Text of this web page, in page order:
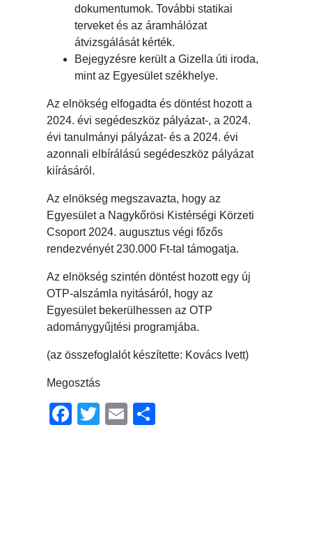
dokumentumok. További statikai
terveket és az áramhálózat
átvizsgálását kérték.
Bejegyzésre került a Gizella úti iroda,
mint az Egyesület székhelye.
Az elnökség elfogadta és döntést hozott a
2024. évi segédeszköz pályázat-, a 2024.
évi tanulmányi pályázat- és a 2024. évi
azonnali elbírálású segédeszköz pályázat
kiírásáról.
Az elnökség megszavazta, hogy az
Egyesület a Nagykőrösi Kistérségi Körzeti
Csoport 2024. augusztus végi főzős
rendezvényét 230.000 Ft-tal támogatja.
Az elnökség szintén döntést hozott egy új
OTP-alszámla nyitásáról, hogy az
Egyesület bekerülhessen az OTP
adománygyűjtési programjába.
(az összefoglalót készítette: Kovács Ivett)
Megosztás
Facebook
TwitterEmail